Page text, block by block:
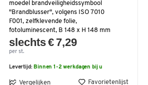
moedel brandveiligheidssymbool
"Brandblusser", volgens ISO 7010
F001, zelfklevende folie,
fotoluminescent, B 148 x H 148 mm
slechts € 7,29
per st.
Levertijd: Binnen 1-2 werkdagen bij u
Vergelijken Favorietenlijst